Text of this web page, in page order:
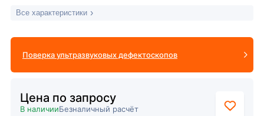
Все характеристики
Поверка ультразвуковых дефектоскопов
Цена по запросу
В наличииБезналичный расчёт